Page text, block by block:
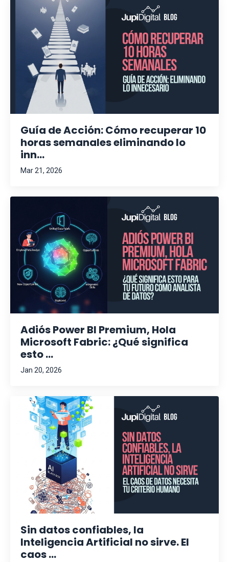
Guía de Acción: Cómo recuperar 10
horas semanales eliminando lo
inn...
Mar 21, 2026
Adiós Power BI Premium, Hola
Microsoft Fabric: ¿Qué significa
esto ...
Jan 20, 2026
Sin datos confiables, la
Inteligencia Artificial no sirve. El
caos ...